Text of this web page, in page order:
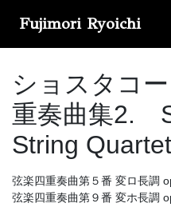
Fujimori Ryoichi
ショスタコ
重奏曲集2.
String Quartet
弦楽四重奏曲第５番 変ロ長調
弦楽四重奏曲第９番 変ホ長調